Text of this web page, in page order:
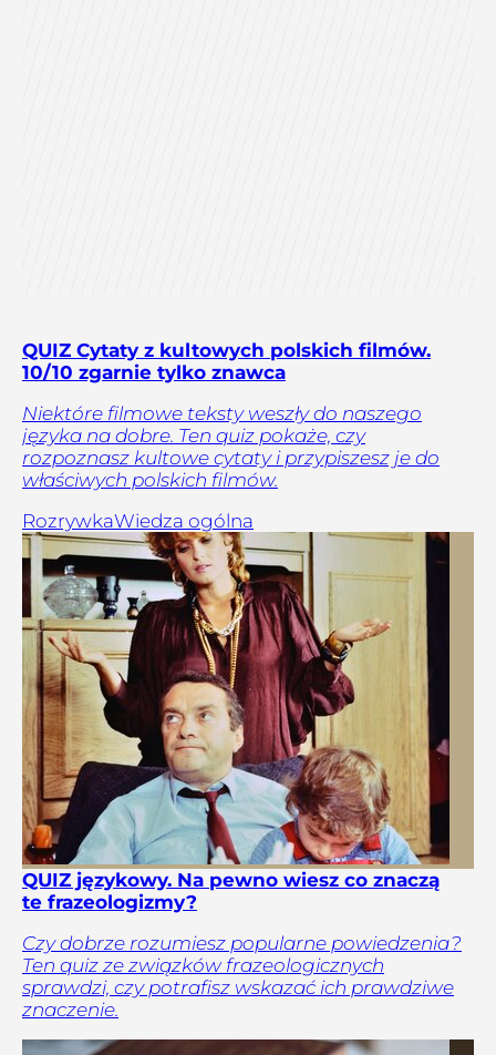
QUIZ Cytaty z kultowych polskich filmów.
10/10 zgarnie tylko znawca
Niektóre filmowe teksty weszły do naszego
języka na dobre. Ten quiz pokaże, czy
rozpoznasz kultowe cytaty i przypiszesz je do
właściwych polskich filmów.
RozrywkaWiedza ogólna
QUIZ językowy. Na pewno wiesz co znaczą
te frazeologizmy?
Czy dobrze rozumiesz popularne powiedzenia?
Ten quiz ze związków frazeologicznych
sprawdzi, czy potrafisz wskazać ich prawdziwe
znaczenie.